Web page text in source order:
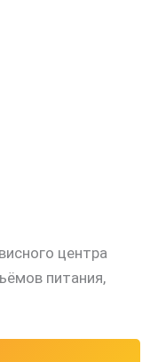
центра
питания,